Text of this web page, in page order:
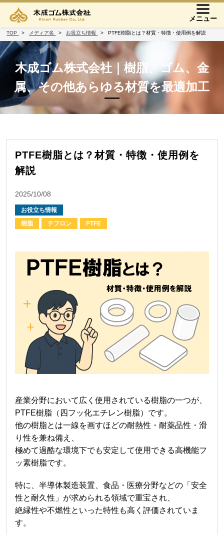
メニュー
TOP メディア名 お役立ち情報 PTFE樹脂とは？材質・特徴・使用例を解説
木成ゴム株式会社｜樹脂、ゴム、金
属、その他あらゆる材質を最適加工
PTFE樹脂とは？材質・特徴・使用例を
解説
2025/10/08
お役立ち情報
樹脂
テフロン PTFE
産業分野において広く使用されている樹脂の一つが、
PTFE樹脂（四フッ化エチレン樹脂）です。
他の樹脂とは一線を画すほどの耐熱性・耐薬品性・滑
り性を兼ね備え、
極めて過酷な環境下でも安定して使用できる高機能フ
ッ素樹脂です。
特に、半導体製造装置、食品・医療分野などの「安全
性と耐久性」が求められる領域で重宝され、
絶縁性や不燃性といった特性も高く評価されていま
す。